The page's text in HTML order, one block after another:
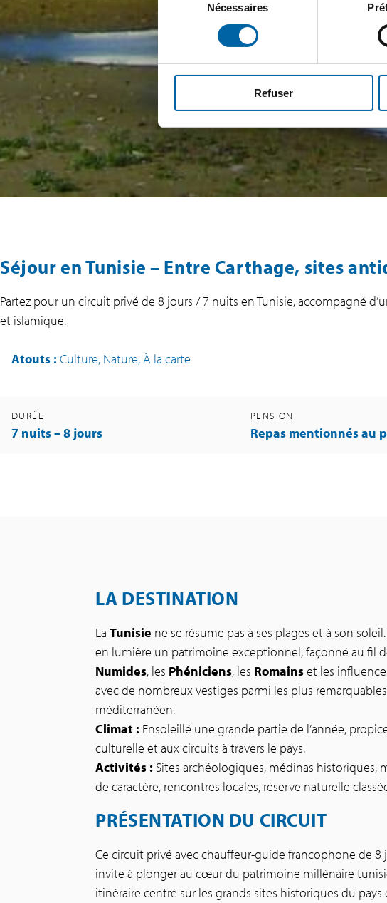
consentement
Nécessaires
Refuser
Séjour en Tunisie – Entre Carthage, sites
Partez pour un circuit privé de 8 jours / 7 nuits en Tunisie, accompagné
et islamique.
Atouts : Culture, Nature, À la carte
DURÉE
7 nuits – 8 jours
PENSION
Repas mentionnés au
LA DESTINATION
LaTunisie ne se résume pas à ses plages et à son
en lumière un patrimoine exceptionnel, façonné au fil
Numides, les Phéniciens, les Romainset les
avec de nombreux vestiges parmi les plus
méditerranéen.
Climat : Ensoleillé une grande partie de l’année,
culturelle et aux circuits à travers le pays.
Activités : Sites archéologiques, médinas historiques,
de caractère, rencontres locales, réserve naturelle
PRÉSENTATION DU CIRCUIT
Ce circuit privé avec chauffeur-guide francophone de 8
invite à plonger au cœur du patrimoine millénaire
itinéraire centré sur les grands sites historiques du pays